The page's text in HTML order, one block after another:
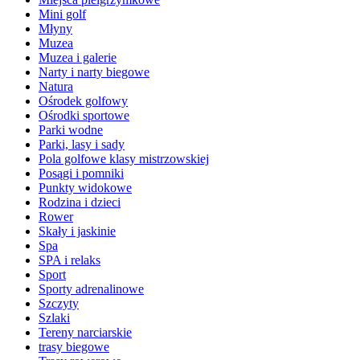
Mini golf
Młyny
Muzea
Muzea i galerie
Narty i narty biegowe
Natura
Ośrodek golfowy
Ośrodki sportowe
Parki wodne
Parki, lasy i sady
Pola golfowe klasy mistrzowskiej
Posągi i pomniki
Punkty widokowe
Rodzina i dzieci
Rower
Skały i jaskinie
Spa
SPA i relaks
Sport
Sporty adrenalinowe
Szczyty
Szlaki
Tereny narciarskie
trasy biegowe